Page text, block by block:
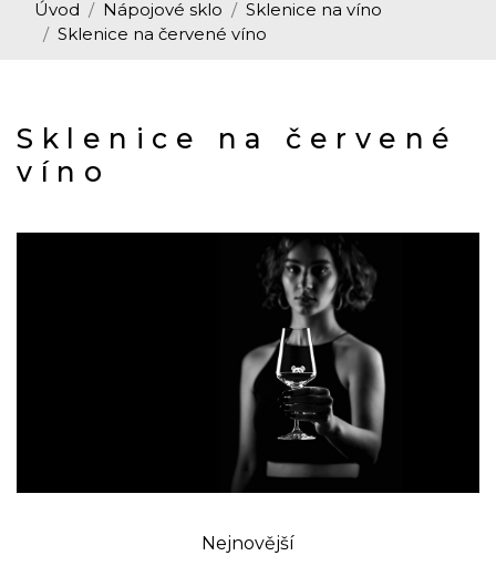
Úvod Nápojové sklo
Sklenice na víno
Sklenice na červené víno
Sklenice na červené
víno
Nejnovější